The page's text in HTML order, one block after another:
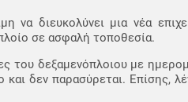
να διευκολύνει μια νέα
σε ασφαλή τοποθεσία.
του δεξαμενόπλοιου με
δεν παρασύρεται. Επίσης,